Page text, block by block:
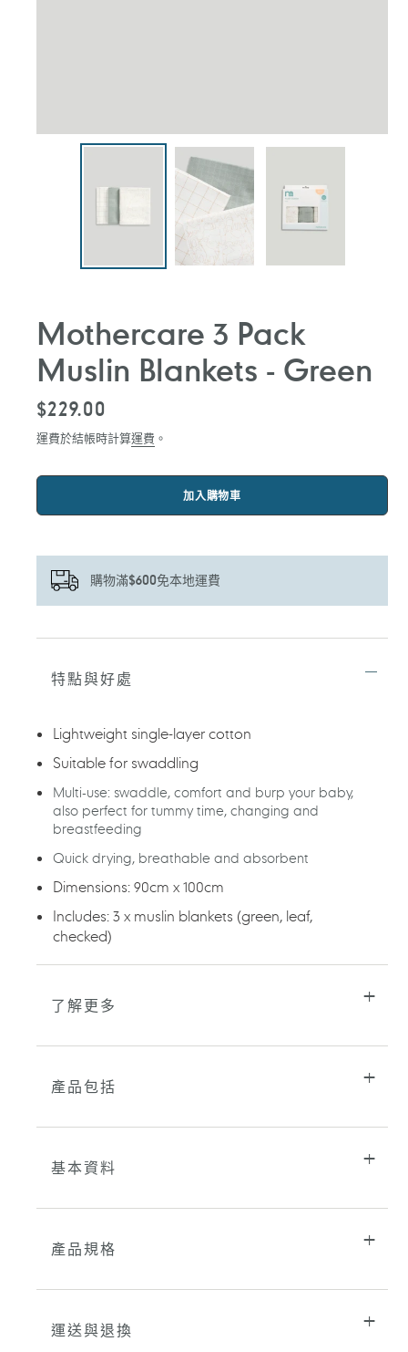
Mothercare 3 Pack
Muslin Blankets - Green
定
價
$229.00
運費於結帳時計算運費 。
加入購物車
購物滿$600免本地運費
正
入
購
特點與好處
Lightweight single-layer cotton
Suitable for swaddling
Multi-use: swaddle, comfort and burp your baby,
also perfect for tummy time, changing and
breastfeeding
Quick drying, breathable and absorbent
Dimensions: 90cm x 100cm
Includes: 3 x muslin blankets (green, leaf,
checked)
了解更多
產品包括
基本資料
產品規格
運送與退換